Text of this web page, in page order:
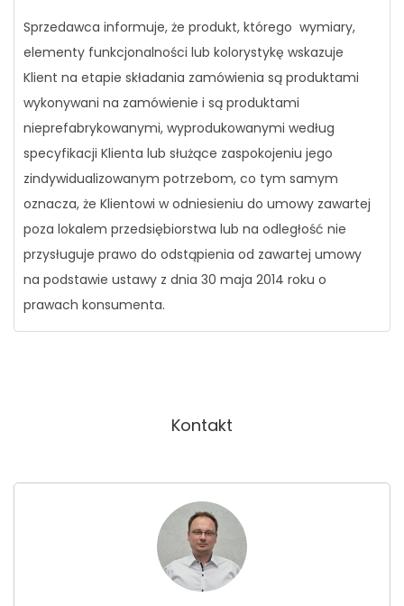
Sprzedawca informuje, że produkt, którego wymiary,
elementy funkcjonalności lub kolorystykę wskazuje
Klient na etapie składania zamówienia są produktami
wykonywani na zamówienie i są produktami
nieprefabrykowanymi, wyprodukowanymi według
specyfikacji Klienta lub służące zaspokojeniu jego
zindywidualizowanym potrzebom, co tym samym
oznacza, że Klientowi w odniesieniu do umowy zawartej
poza lokalem przedsiębiorstwa lub na odległość nie
przysługuje prawo do odstąpienia od zawartej umowy
na podstawie ustawy z dnia 30 maja 2014 roku o
prawach konsumenta.
Kontakt